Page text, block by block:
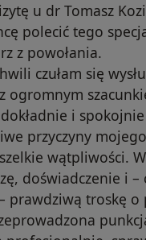
u dr Tomasz
polecić tego
z powołania.
czułam się
ogromnym
i spokojnie
przyczyny
wątpliwości.
doświadczenie i –
prawdziwą troskę o